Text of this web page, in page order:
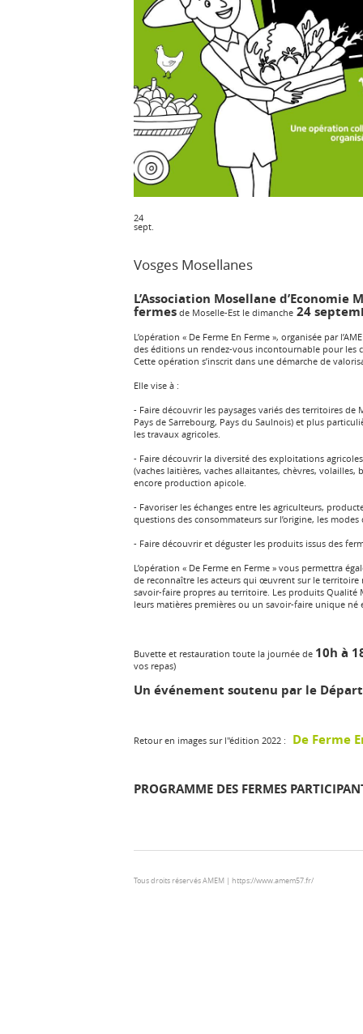
24
sept.
Vosges Mosellanes
L’Association Mosellane d’Economie
fermes de Moselle-Est le dimanche 24
L’opération « De Ferme En Ferme », organisée par
des éditions un rendez-vous incontournable pour les
Cette opération s’inscrit dans une démarche de
Elle vise à :
- Faire découvrir les paysages variés des territoires de
Pays de Sarrebourg, Pays du Saulnois) et plus
les travaux agricoles.
- Faire découvrir la diversité des exploitations
(vaches laitières, vaches allaitantes, chèvres,
encore production apicole.
- Favoriser les échanges entre les agriculteurs,
questions des consommateurs sur l’origine, les
- Faire découvrir et déguster les produits issus des
L’opération « De Ferme en Ferme » vous permettra
de reconnaître les acteurs qui œuvrent sur le
savoir-faire propres au territoire. Les produits Qualité
leurs matières premières ou un savoir-faire unique né
Buvette et restauration toute la journée de 10h à
vos repas)
Un événement soutenu par le
Retour en images sur l"édition 2022 : De Ferme
PROGRAMME DES FERMES
Tous droits réservés AMEM | https://www.amem57.fr/